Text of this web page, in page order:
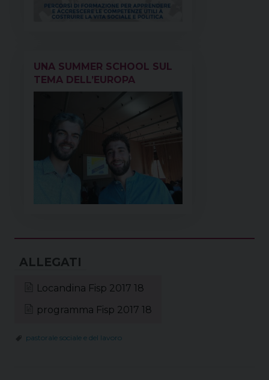
UNA SUMMER SCHOOL SUL
TEMA DELL’EUROPA
Locandina Fisp 2017 18
programma Fisp 2017 18
pastorale sociale e del lavoro